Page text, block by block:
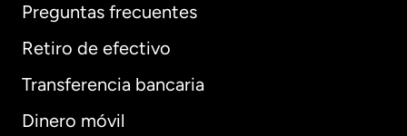
Preguntas frecuentes
Retiro de efectivo
Transferencia bancaria
Dinero móvil